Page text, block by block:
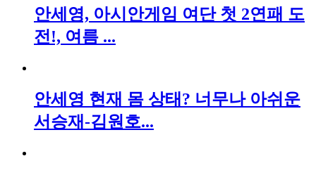
안세영, 아시안게임 여단 첫 2연패 도
전!, 여름 ...
안세영 현재 몸 상태? 너무나 아쉬운
서승재-김원호...